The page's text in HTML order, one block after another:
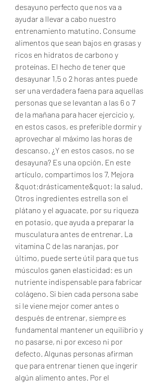
desayuno perfecto que nos va a
ayudar a llevar a cabo nuestro
entrenamiento matutino. Consume
alimentos que sean bajos en grasas y
ricos en hidratos de carbono y
proteínas. El hecho de tener que
desayunar 1,5 o 2 horas antes puede
ser una verdadera faena para aquellas
personas que se levantan a las 6 o 7
de la mañana para hacer ejercicio y,
en estos casos, es preferible dormir y
aprovechar al máximo las horas de
descanso. ¿Y en estos casos, no se
desayuna? Es una opción. En este
artículo, compartimos los 7. Mejora
&quot;drásticamente&quot; la salud.
Otros ingredientes estrella son el
plátano y el aguacate, por su riqueza
en potasio, que ayuda a preparar la
musculatura antes de entrenar. La
vitamina C de las naranjas, por
último, puede serte útil para que tus
músculos ganen elasticidad: es un
nutriente indispensable para fabricar
colágeno. Si bien cada persona sabe
si le viene mejor comer antes o
después de entrenar, siempre es
fundamental mantener un equilibrio y
no pasarse, ni por exceso ni por
defecto. Algunas personas afirman
que para entrenar tienen que ingerir
algún alimento antes. Por el